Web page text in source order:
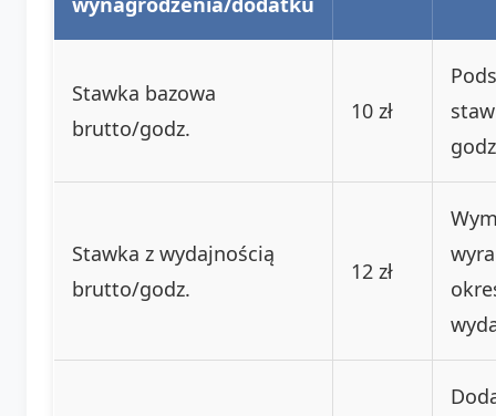
Stawka bazowa
brutto/godz.
10 zł
Stawka z wydajnością
brutto/godz.
12 zł